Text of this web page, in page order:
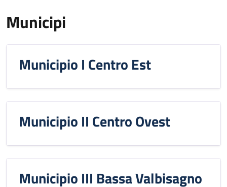
Municipi
Municipio I Centro Est
Municipio II Centro Ovest
Municipio III Bassa Valbisagno